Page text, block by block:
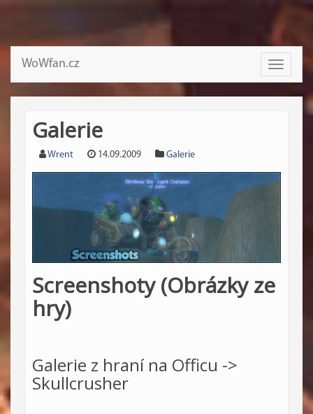
Toggle
WoWfan.cz
Galerie
Wrent 14.09.2009 Galerie
Screenshoty (Obrázky ze
hry)
Galerie z hraní na Officu ->
Skullcrusher